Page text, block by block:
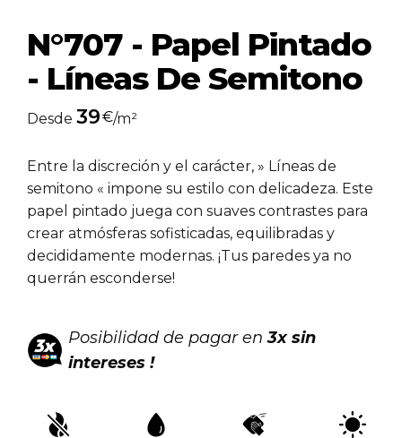
N°707 - Papel Pintado
- Líneas De Semitono
Desde 39€/m²
Entre la discreción y el carácter, » Líneas de
semitono « impone su estilo con delicadeza. Este
papel pintado juega con suaves contrastes para
crear atmósferas sofisticadas, equilibradas y
decididamente modernas. ¡Tus paredes ya no
querrán esconderse!
Posibilidad de pagar en3x sin
intereses !